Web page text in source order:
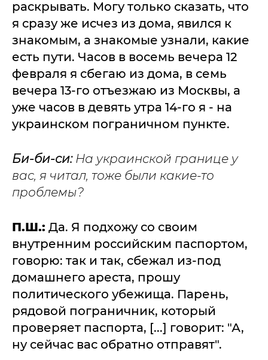
раскрывать. Могу только сказать, что
я сразу же исчез из дома, явился к
знакомым, а знакомые узнали, какие
есть пути. Часов в восемь вечера 12
февраля я сбегаю из дома, в семь
вечера 13-го отъезжаю из Москвы, а
уже часов в девять утра 14-го я - на
украинском пограничном пункте.
Би-би-си:На украинской границе у
вас, я читал, тоже были какие-то
проблемы?
П.Ш.: Да. Я подхожу со своим
внутренним российским паспортом,
говорю: так и так, сбежал из-под
домашнего ареста, прошу
политического убежища. Парень,
рядовой пограничник, который
проверяет паспорта, [...] говорит: "А,
ну сейчас вас обратно отправят".